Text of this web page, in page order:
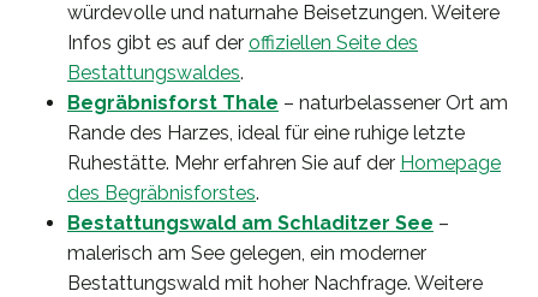
würdevolle und naturnahe Beisetzungen. Weitere
Infos gibt es auf der offiziellen Seite des
Bestattungswaldes.
Begräbnisforst Thale – naturbelassener Ort am
Rande des Harzes, ideal für eine ruhige letzte
Ruhestätte. Mehr erfahren Sie auf der Homepage
des Begräbnisforstes.
Bestattungswald am Schladitzer See –
malerisch am See gelegen, ein moderner
Bestattungswald mit hoher Nachfrage. Weitere